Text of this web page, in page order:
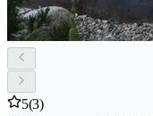
5(3)